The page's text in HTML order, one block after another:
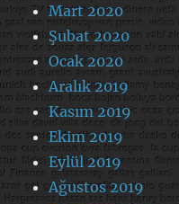
Mart 2020
Şubat 2020
Ocak 2020
Aralık 2019
Kasım 2019
Ekim 2019
Eylül 2019
Ağustos 2019